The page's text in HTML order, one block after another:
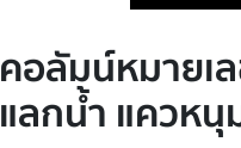
คอลัมน์หมายเ
แลกน้ำ แควห